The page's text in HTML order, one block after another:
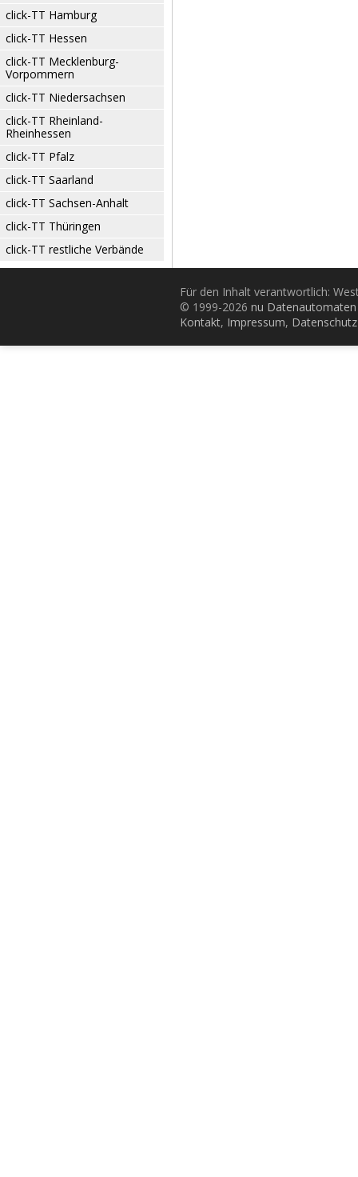
click-TT Hamburg
click-TT Hessen
click-TT Mecklenburg-
Vorpommern
click-TT Niedersachsen
click-TT Rheinland-
Rheinhessen
click-TT Pfalz
click-TT Saarland
click-TT Sachsen-Anhalt
click-TT Thüringen
click-TT restliche Verbände
Für den Inhalt verantwortlich:
© 1999-2026 nu
Kontakt, Impressum, Datenschutz